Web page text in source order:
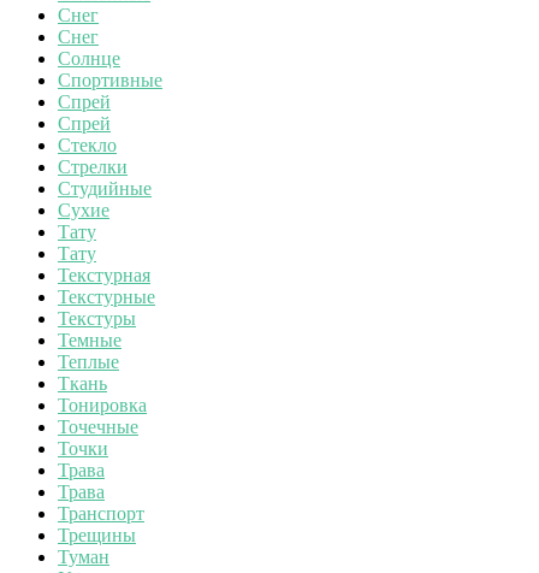
Снег
Снег
Солнце
Спортивные
Спрей
Спрей
Стекло
Стрелки
Студийные
Сухие
Тату
Тату
Текстурная
Текстурные
Текстуры
Темные
Теплые
Ткань
Тонировка
Точечные
Точки
Трава
Трава
Транспорт
Трещины
Туман